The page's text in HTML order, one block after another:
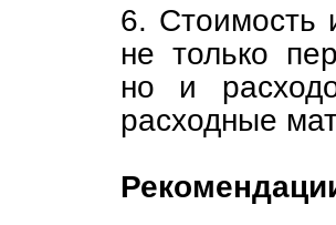
6. Стоимость
не только
но и
расходные